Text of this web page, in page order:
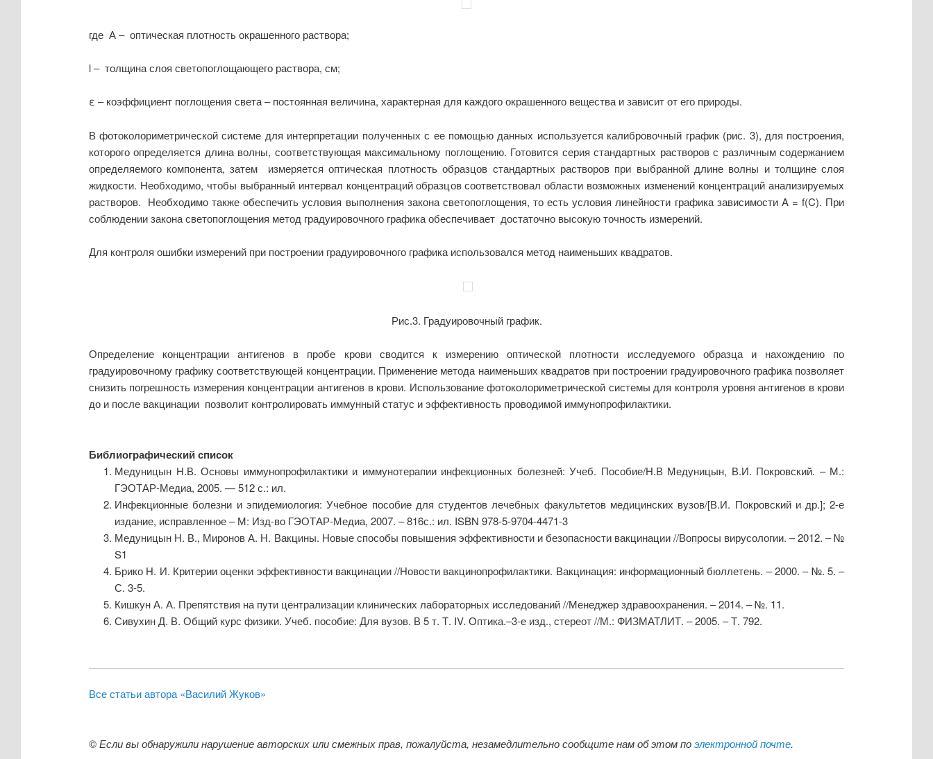
где А – оптическая плотность окрашенного раствора;
l – толщина слоя светопоглощающего раствора, см;
ε – коэффициент поглощения света – постоянная величина, характерная для каждого окрашенного вещества и зависит от его природы.
В фотоколориметрической системе для интерпретации полученных с ее помощью данных используется калибровочный график (рис. 3), для построения,
которого определяется длина волны, соответствующая максимальному поглощению. Готовится серия стандартных растворов с различным содержанием
определяемого компонента, затем измеряется оптическая плотность образцов стандартных растворов при выбранной длине волны и толщине слоя
жидкости. Необходимо, чтобы выбранный интервал концентраций образцов соответствовал области возможных изменений концентраций анализируемых
растворов. Необходимо также обеспечить условия выполнения закона светопоглощения, то есть условия линейности графика зависимости A = f(C). При
соблюдении закона светопоглощения метод градуировочного графика обеспечивает достаточно высокую точность измерений.
Для контроля ошибки измерений при построении градуировочного графика использовался метод наименьших квадратов.
Рис.3. Градуировочный график.
Определение концентрации антигенов в пробе крови сводится к измерению оптической плотности исследуемого образца и нахождению по
градуировочному графику соответствующей концентрации. Применение метода наименьших квадратов при построении градуировочного графика позволяет
снизить погрешность измерения концентрации антигенов в крови. Использование фотоколориметрической системы для контроля уровня антигенов в крови
до и после вакцинации позволит контролировать иммунный статус и эффективность проводимой иммунопрофилактики.
Библиографический список
Медуницын Н.В. Основы иммунопрофилактики и иммунотерапии инфекционных болезней: Учеб. Пособие/Н.В Медуницын, В.И. Покровский. – М.:
ГЭОТАР-Медиа, 2005. — 512 с.: ил.
Инфекционные болезни и эпидемиология: Учебное пособие для студентов лечебных факультетов медицинских вузов/[В.И. Покровский и др.]; 2-е
издание, исправленное – М: Изд-во ГЭОТАР-Медиа, 2007. – 816с.: ил. ISBN 978-5-9704-4471-3
Медуницын Н. В., Миронов А. Н. Вакцины. Новые способы повышения эффективности и безопасности вакцинации //Вопросы вирусологии. – 2012. – №
S1
Брико Н. И. Критерии оценки эффективности вакцинации //Новости вакцинопрофилактики. Вакцинация: информационный бюллетень. – 2000. – №. 5. –
С. 3-5.
Кишкун А. А. Препятствия на пути централизации клинических лабораторных исследований //Менеджер здравоохранения. – 2014. – №. 11.
Сивухин Д. В. Общий курс физики. Учеб. пособие: Для вузов. В 5 т. Т. IV. Оптика.–3-е изд., стереот //М.: ФИЗМАТЛИТ. – 2005. – Т. 792.
Все статьи автора «Василий Жуков»
©Если вы обнаружили нарушение авторских или смежных прав, пожалуйста, незамедлительно сообщите нам об этом поэлектронной почте.